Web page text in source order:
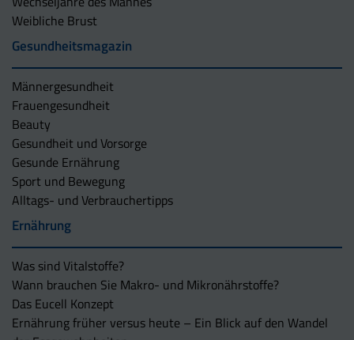
Weibliche Brust
Gesundheitsmagazin
Männergesundheit
Frauengesundheit
Beauty
Gesundheit und Vorsorge
Gesunde Ernährung
Sport und Bewegung
Alltags- und Verbrauchertipps
Ernährung
Was sind Vitalstoffe?
Wann brauchen Sie Makro- und Mikronährstoffe?
Das Eucell Konzept
Ernährung früher versus heute – Ein Blick auf den Wandel